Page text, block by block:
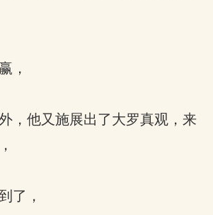
，
，他又施展出了大罗真观，来
了，